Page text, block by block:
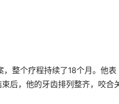
后，他的牙齿排列整齐，咬合